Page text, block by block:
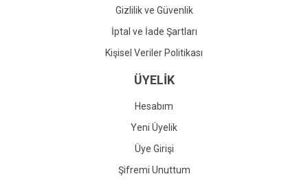
Gizlilik ve Güvenlik
İptal ve İade Şartları
Kişisel Veriler Politikası
ÜYELİK
Hesabım
Yeni Üyelik
Üye Girişi
Şifremi Unuttum